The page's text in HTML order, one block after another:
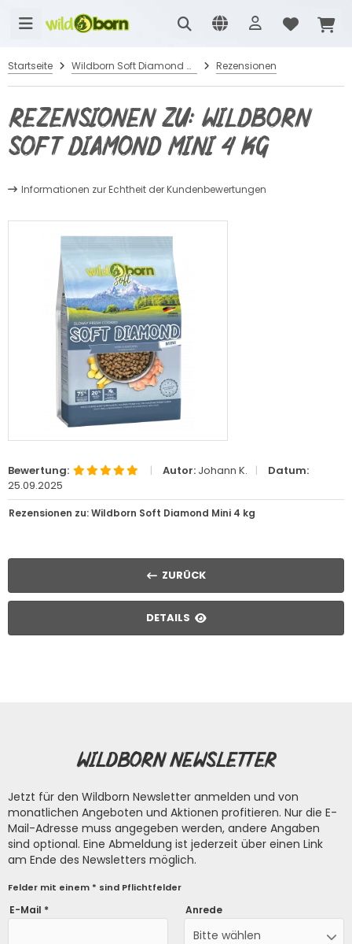
Startseite Wildborn Soft Diamond Mini 4 kg Rezensionen
Rezensionen zu: Wildborn
Soft Diamond Mini 4 kg
Informationen zur Echtheit der Kundenbewertungen
Bewertung: | Autor: Johann K. |
Datum:
25.09.2025
Rezensionen zu: Wildborn Soft Diamond Mini 4 kg
ZURÜCK
DETAILS
Wildborn Newsletter
Jetzt für den Wildborn Newsletter anmelden und von
monatlichen Angeboten und Aktionen profitieren. Nur die E-
Mail-Adresse muss angegeben werden, andere Angaben
sind optional. Eine Abmeldung ist jederzeit über einen Link
am Ende des Newsletters möglich.
Felder mit einem * sind Pflichtfelder
E-Mail * Anrede
Bitte wählen